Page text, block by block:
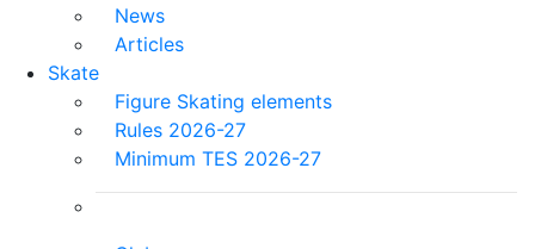
News
Articles
Skate
Figure Skating elements
Rules 2026-27
Minimum TES 2026-27